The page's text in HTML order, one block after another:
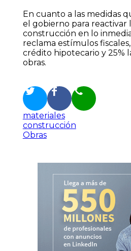
En cuanto a las medidas
el gobierno para reactivar
construcción en lo
reclama estímulos
crédito hipotecario y 25%
obras.
materiales
construcción
Obras